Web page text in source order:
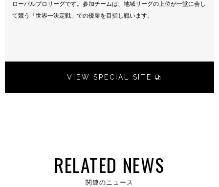
ローバルプロリーグです。参加チームは、地域リーグの上位が一堂に会し
て競う「世界一決定戦」での優勝を目指し戦います。
VIEW SPECIAL SITE
RELATED NEWS
関連のニュース